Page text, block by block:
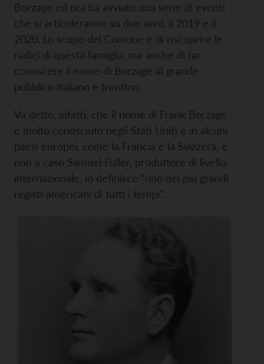
Borzage ed ora ha avviato una serie di eventi
che si articoleranno su due anni, il 2019 e il
2020. Lo scopo del Comune è di riscoprire le
radici di questa famiglia, ma anche di far
conoscere il nome di Borzage al grande
pubblico italiano e trentino.
Va detto, infatti, che il nome di Frank Borzage
è molto conosciuto negli Stati Uniti e in alcuni
paesi europei, come la Francia e la Svizzera, e
non a caso Samuel Fuller, produttore di livello
internazionale, lo definisce “uno dei più grandi
registi americani di tutti i tempi”.